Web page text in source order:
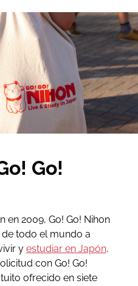
Go!
en 2009, Go! Go! Nihon
todo el mundo a
y estudiar en Japón.
con Go! Go!
ofrecido en siete